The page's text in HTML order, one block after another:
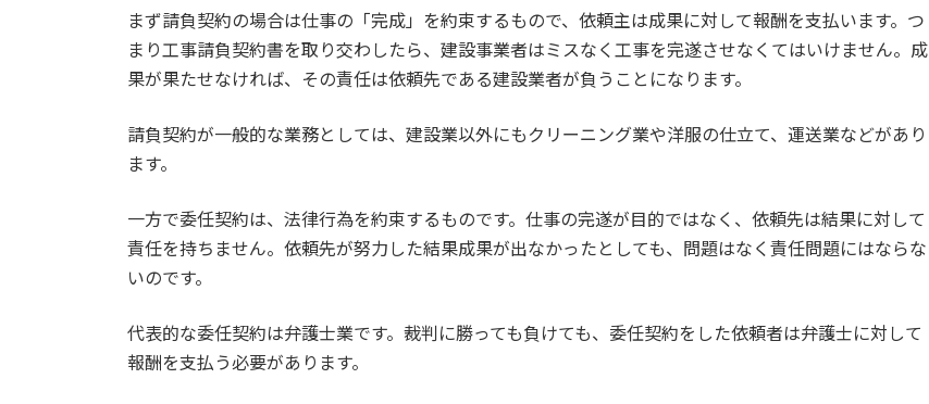
まず請負契約の場合は仕事の「完成」を約束するもので、依頼主は成果に対して報酬を支払います。つ
まり工事請負契約書を取り交わしたら、建設事業者はミスなく工事を完遂させなくてはいけません。成
果が果たせなければ、その責任は依頼先である建設業者が負うことになります。
請負契約が一般的な業務としては、建設業以外にもクリーニング業や洋服の仕立て、運送業などがあり
ます。
一方で委任契約は、法律行為を約束するものです。仕事の完遂が目的ではなく、依頼先は結果に対して
責任を持ちません。依頼先が努力した結果成果が出なかったとしても、問題はなく責任問題にはならな
いのです。
代表的な委任契約は弁護士業です。裁判に勝っても負けても、委任契約をした依頼者は弁護士に対して
報酬を支払う必要があります。